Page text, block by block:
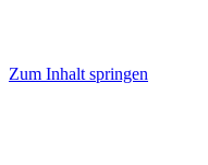
Zum Inhalt springen